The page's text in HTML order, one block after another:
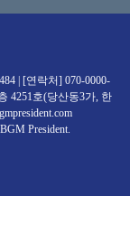
| [연락처] 070-0000-
4251호(당산동3가, 한
President.